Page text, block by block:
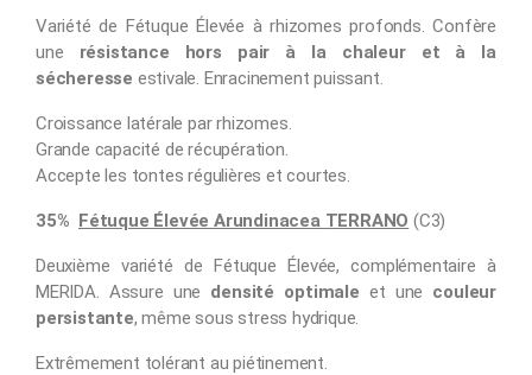
Variété de Fétuque Élevée à rhizomes profonds. Confère
une résistance hors pair à la chaleur et à la
sécheresse estivale. Enracinement puissant.
Croissance latérale par rhizomes.
Grande capacité de récupération.
Accepte les tontes régulières et courtes.
35% Fétuque ÉlevéeArundinacea TERRANO (C3)
Deuxième variété de Fétuque Élevée, complémentaire à
MERIDA. Assure une densité optimale et une couleur
persistante, même sous stress hydrique.
Extrêmement tolérant au piétinement.